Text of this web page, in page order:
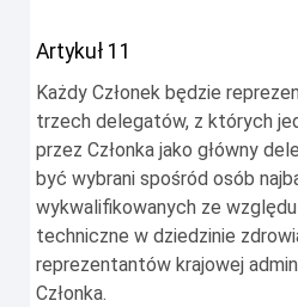
Artykuł 11
Każdy Członek będzie
trzech delegatów, z których
przez Członka jako główny
być wybrani spośród osób
wykwalifikowanych ze
techniczne w dziedzinie
reprezentantów krajowej
Członka.